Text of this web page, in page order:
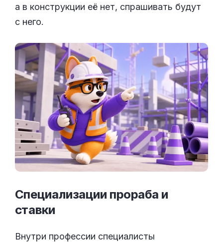
а в конструкции её нет, спрашивать будут
с него.
Специализации прораба и
ставки
Внутри профессии специалисты